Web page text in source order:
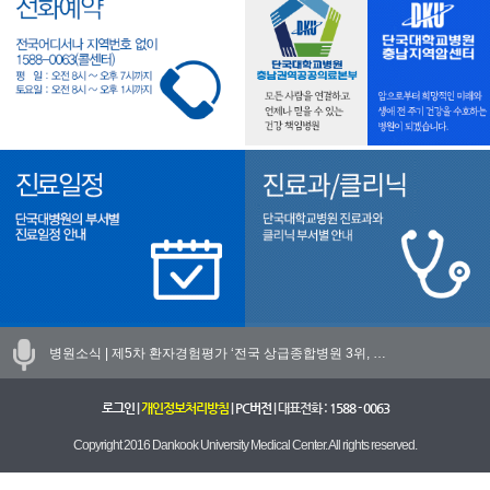
병원소식 | 제5차 환자경험평가 ‘전국 상급종합병원 3위, …
로그인| 개인정보처리방침| PC버전| 대표전화 : 1588 - 0063
Copyright 2016 Dankook University Medical Center. All rights reserved.